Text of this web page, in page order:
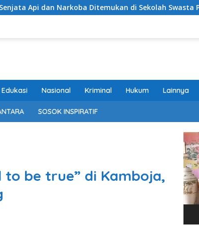
Ditemukan di Sekolah Swasta Pondok Pinang
Edukasi Nasional Kriminal Hukum Lainnya
SOSOK INSPIRATIF
to be true” di Kamboja,